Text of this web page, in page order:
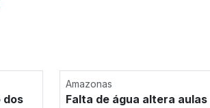
dos
Amazonas
Falta de água altera aulas